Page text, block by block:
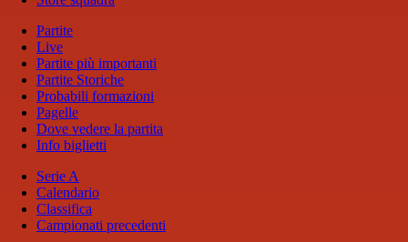
Partite
Live
Partite più importanti
Partite Storiche
Probabili formazioni
Pagelle
Dove vedere la partita
Info biglietti
Serie A
Calendario
Classifica
Campionati precedenti